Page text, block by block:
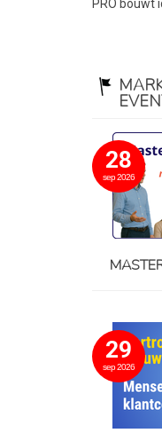
PRO bouwt
28
sep 2026
29
sep 2026